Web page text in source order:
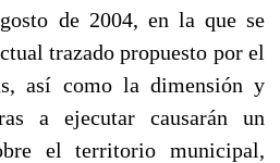
de 2004, en la que se
trazado propuesto por el
así como la dimensión y
a ejecutar causarán un
el territorio municipal,